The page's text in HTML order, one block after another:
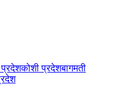
कोशी प्रदेशबागमती